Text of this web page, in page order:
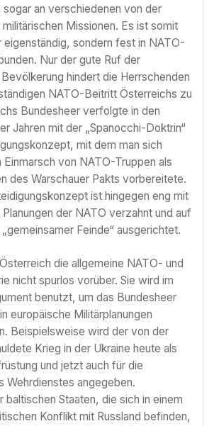
an verschiedenen von der
Missionen. Es ist somit
eigenständig, sondern fest in NATO-
Nur der gute Ruf der
hindert die Herrschenden
NATO-Beitritt Österreichs zu
Bundesheer verfolgte in den
Jahren mit der „Spanocchi-Doktrin“
mit dem man sich
von NATO-Truppen als
des Warschauer Pakts vorbereitete.
ist hingegen eng mit
der NATO verzahnt und auf
Feinde“ ausgerichtet.
die allgemeine NATO- und
nicht spurlos vorüber. Sie wird im
benutzt, um das Bundesheer
europäische Militärplanungen
Beispielsweise wird der von der
Krieg in der Ukraine heute als
und jetzt auch für die
Wehrdienstes angegeben.
baltischen Staaten, die sich in einem
Konflikt mit Russland befinden,